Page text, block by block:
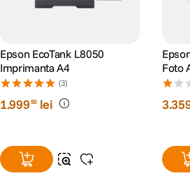
Epson EcoTank L8050
Imprimanta A4
(3)
1.99990 lei
Foto
3.